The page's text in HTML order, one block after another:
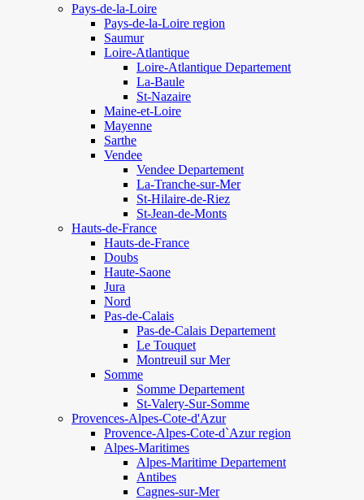
Pays-de-la-Loire
Pays-de-la-Loire region
Saumur
Loire-Atlantique
Loire-Atlantique Departement
La-Baule
St-Nazaire
Maine-et-Loire
Mayenne
Sarthe
Vendee
Vendee Departement
La-Tranche-sur-Mer
St-Hilaire-de-Riez
St-Jean-de-Monts
Hauts-de-France
Hauts-de-France
Doubs
Haute-Saone
Jura
Nord
Pas-de-Calais
Pas-de-Calais Departement
Le Touquet
Montreuil sur Mer
Somme
Somme Departement
St-Valery-Sur-Somme
Provences-Alpes-Cote-d'Azur
Provence-Alpes-Cote-d`Azur region
Alpes-Maritimes
Alpes-Maritime Departement
Antibes
Cagnes-sur-Mer